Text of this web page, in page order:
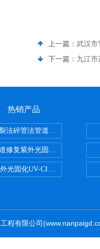
上一篇： 武汉市
下一篇： 九江市
热销产品
法碎管法管道修复技术
修复紫外光固化修复CIPP内
光固化UV-CIPP修复管道非
程有限公司